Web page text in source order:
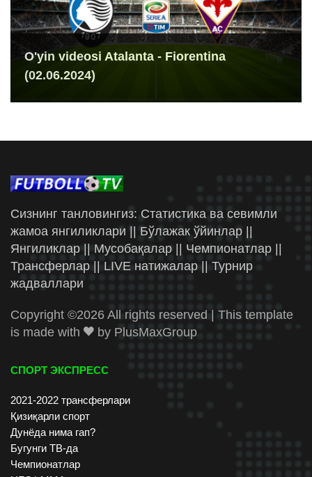
O'yin videosi Atalanta - Fiorentina
(02.06.2024)
Сизнинг танловингиз: Статистика ва севимли
жамоа янгиликлари || Бўлажак ўйинлар ||
Янгиликлар || Мусобақалар || Чемпионатлар ||
Трансферлар || LIVE натижалар || Турнир
жадваллари
Copyright ©2026 All rights reserved | This template
is made with
by PlusMaxGroup
СПОРТ ЭКСПРЕСС
2021-2022 трансферлари
Қизиқарли спорт
Дунёда нима гап?
Бугунги ТВ-да
Чемпионатлар